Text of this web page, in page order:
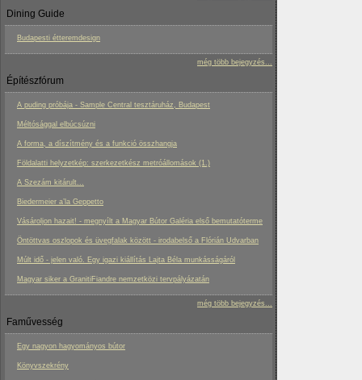
Dining Guide
Budapesti étteremdesign
még több bejegyzés...
Építészfórum
A puding próbája - Sample Central tesztáruház, Budapest
Méltósággal elbúcsúzni
A forma, a díszítmény és a funkció összhangja
Földalatti helyzetkép: szerkezetkész metróállomások (1.)
A Szezám kitárult...
Biedermeier a’la Geppetto
Vásároljon hazait! - megnyílt a Magyar Bútor Galéria első bemutatóterme
Öntöttvas oszlopok és üvegfalak között - irodabelső a Flórián Udvarban
Múlt idő - jelen való. Egy igazi kiállítás Lajta Béla munkásságáról
Magyar siker a GranitiFiandre nemzetközi tervpályázatán
még több bejegyzés...
Faművesség
Egy nagyon hagyományos bútor
Könyvszekrény